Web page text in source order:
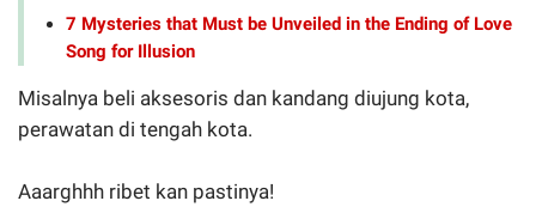
7 Mysteries that Must be Unveiled in the Ending of Love
Song for Illusion
Misalnya beli aksesoris dan kandang diujung kota,
perawatan di tengah kota.
Aaarghhh ribet kan pastinya!